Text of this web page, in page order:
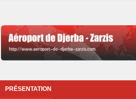
PRÉSENTATION